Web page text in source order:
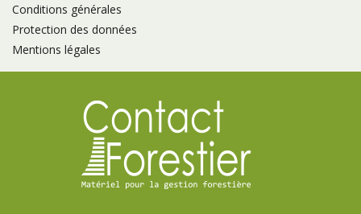
Conditions générales
Protection des données
Mentions légales